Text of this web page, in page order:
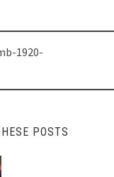
1920-
POSTS